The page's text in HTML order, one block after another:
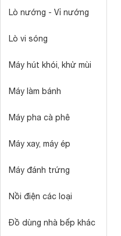
Lò nướng - Vỉ nướng
Lò vi sóng
Máy hút khói, khử mùi
Máy làm bánh
Máy pha cà phê
Máy xay, máy ép
Máy đánh trứng
Nồi điện các loại
Đồ dùng nhà bếp khác